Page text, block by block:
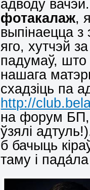
адводу
фотакалаж,
выпінаецца
яго, хутчэй
падумаў, што
нашага
схадзіць па
http://
на форум БП,
ўзялі
б бачыць
таму і